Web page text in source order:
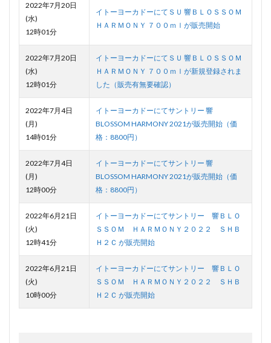
2022年7月20日
(水)
12時01分
イトーヨーカドーにてＳＵ 響ＢＬＯＳＳＯＭ
ＨＡＲＭＯＮＹ ７００ｍｌが販売開始
2022年7月20日
(水)
12時01分
イトーヨーカドーにてＳＵ 響ＢＬＯＳＳＯＭ
ＨＡＲＭＯＮＹ ７００ｍｌが新規登録されま
した（販売有無要確認）
2022年7月4日
(月)
14時01分
イトーヨーカドーにてサントリー 響
BLOSSOM HARMONY 2021が販売開始（価
格：8800円）
2022年7月4日
(月)
12時00分
イトーヨーカドーにてサントリー 響
BLOSSOM HARMONY 2021が販売開始（価
格：8800円）
2022年6月21日
(火)
12時41分
イトーヨーカドーにてサントリー 響ＢＬＯ
ＳＳＯＭ ＨＡＲＭＯＮＹ２０２２ ＳＨＢ
Ｈ２Ｃ が販売開始
2022年6月21日
(火)
10時00分
イトーヨーカドーにてサントリー 響ＢＬＯ
ＳＳＯＭ ＨＡＲＭＯＮＹ２０２２ ＳＨＢ
Ｈ２Ｃ が販売開始